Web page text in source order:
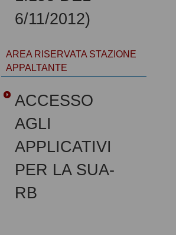
6/11/2012)
AREA RISERVATA STAZIONE
APPALTANTE
ACCESSO
AGLI
APPLICATIVI
PER LA SUA-
RB